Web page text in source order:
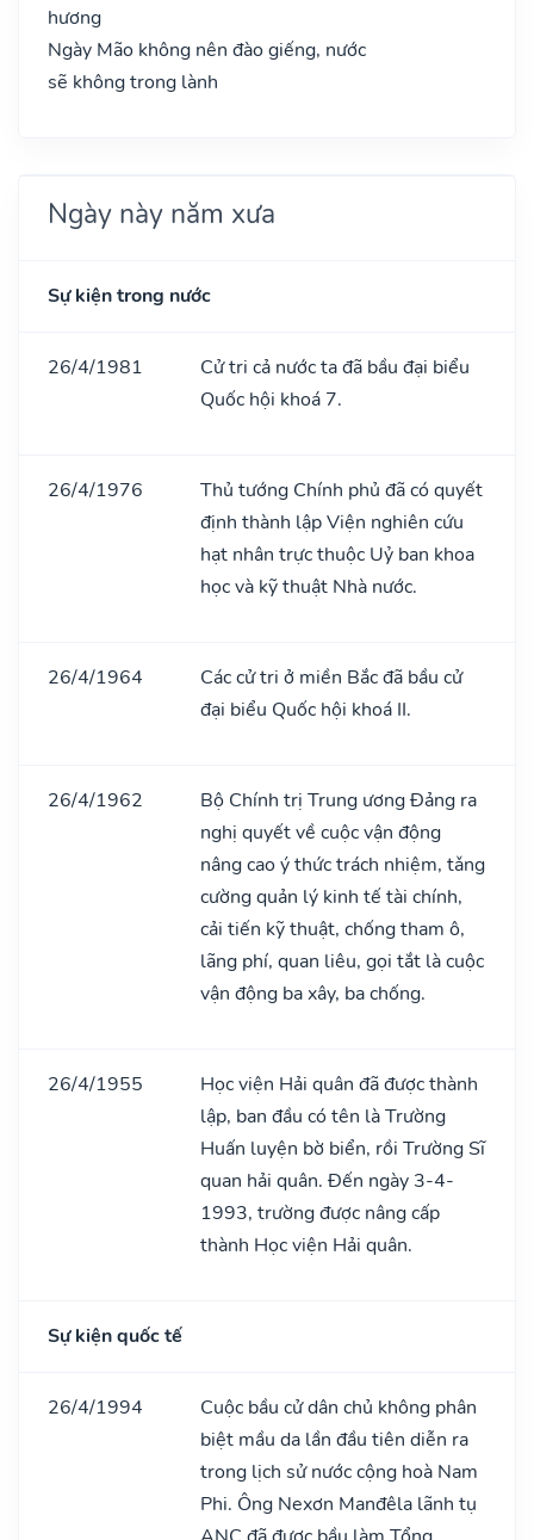
hương
Ngày Mão không nên đào giếng, nước
sẽ không trong lành
Ngày này năm xưa
Sự kiện trong nước
26/4/1981
Cử tri cả nước ta đã bầu đại biểu
Quốc hội khoá 7.
26/4/1976
Thủ tướng Chính phủ đã có quyết
định thành lập Viện nghiên cứu
hạt nhân trực thuộc Uỷ ban khoa
học và kỹ thuật Nhà nước.
26/4/1964
Các cử tri ở miền Bắc đã bầu cử
đại biểu Quốc hội khoá II.
26/4/1962
Bộ Chính trị Trung ương Đảng ra
nghị quyết về cuộc vận động
nâng cao ý thức trách nhiệm, tǎng
cường quản lý kinh tế tài chính,
cải tiến kỹ thuật, chống tham ô,
lãng phí, quan liêu, gọi tắt là cuộc
vận động ba xây, ba chống.
26/4/1955
Học viện Hải quân đã được thành
lập, ban đầu có tên là Trường
Huấn luyện bờ biển, rồi Trường Sĩ
quan hải quân. Đến ngày 3-4-
1993, trường được nâng cấp
thành Học viện Hải quân.
Sự kiện quốc tế
26/4/1994
Cuộc bầu cử dân chủ không phân
biệt mầu da lần đầu tiên diễn ra
trong lịch sử nước cộng hoà Nam
Phi. Ông Nexơn Manđêla lãnh tụ